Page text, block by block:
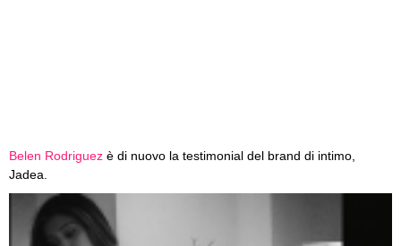
Belen Rodriguez è di nuovo la testimonial del brand di intimo,
Jadea.